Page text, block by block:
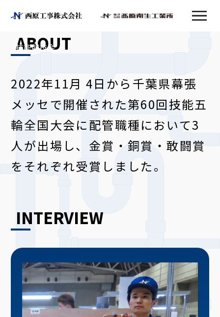
技能競技会
ABOUT
2022年11月 4日から千葉県幕張
メッセで開催された第60回技能五
輪全国大会に配管職種において3
人が出場し、金賞・銅賞・敢闘賞
をそれぞれ受賞しました。
INTERVIEW